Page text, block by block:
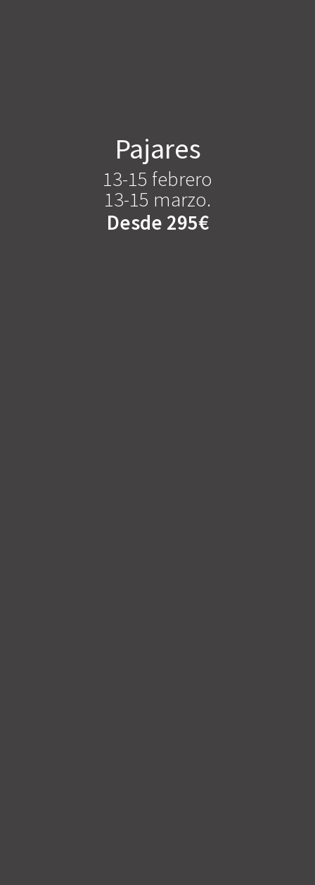
Pajares
13-15 febrero
13-15 marzo.
Desde 295€